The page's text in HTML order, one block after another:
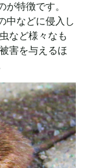
特徴です。
中などに侵入し
など様々なも
害を与えるほ